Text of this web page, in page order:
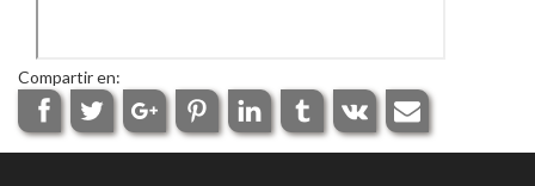
Compartir en: